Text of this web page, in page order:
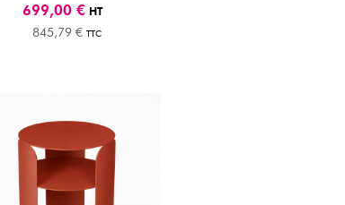
699,00 € HT
845,79 € TTC